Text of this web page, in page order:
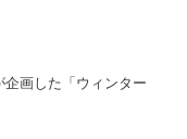
画した「ウィンター